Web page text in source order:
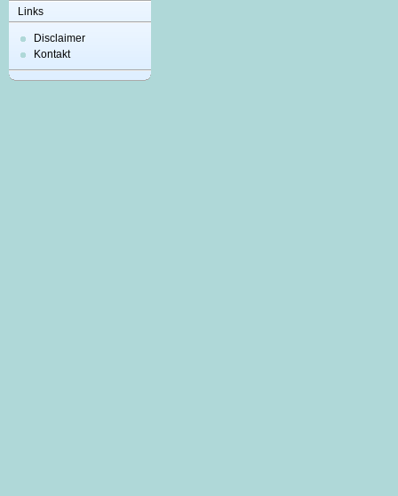
Links
Disclaimer
Kontakt